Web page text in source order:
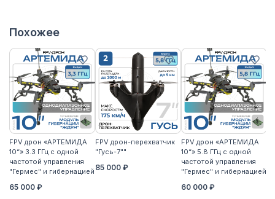
Похожее
FPV дрон «АРТЕМИДА
10“» 3.3 ГГц с одной
частотой управления
"Гермес" и гибернацией
65 000 ₽
FPV дрон-перехватчик
"Гусь-7""
85 000 ₽
FPV дрон «АРТЕМИДА
10“» 5.8 ГГц с одной
частотой управления
"Гермес" и гибернацией
60 000 ₽